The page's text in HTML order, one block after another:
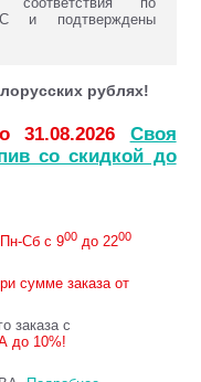
и подтверждены
рублях!
31.08.2026 Своя
со скидкой до
Сб с 900 до 2200
сумме заказа от
заказа с
до 10%!